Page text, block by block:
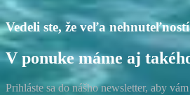
Vedeli ste, že veľa
V ponuke máme aj
Prihláste sa do nášho newsletter, aby